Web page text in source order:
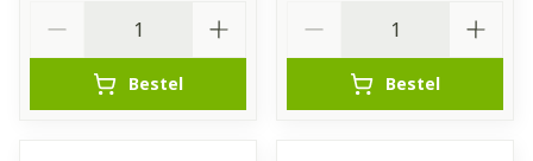
Bestel Bestel